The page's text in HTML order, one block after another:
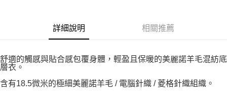
詳細說明 相關推薦
舒適的觸感與貼合感包覆身體，輕盈且保暖的美麗諾羊毛混紡底
層衣。
含有18.5微米的極細美麗諾羊毛 / 電腦針織 / 菱格針織組織。